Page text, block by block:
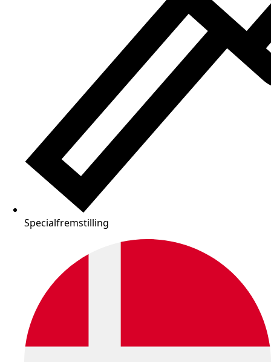
Specialfremstilling